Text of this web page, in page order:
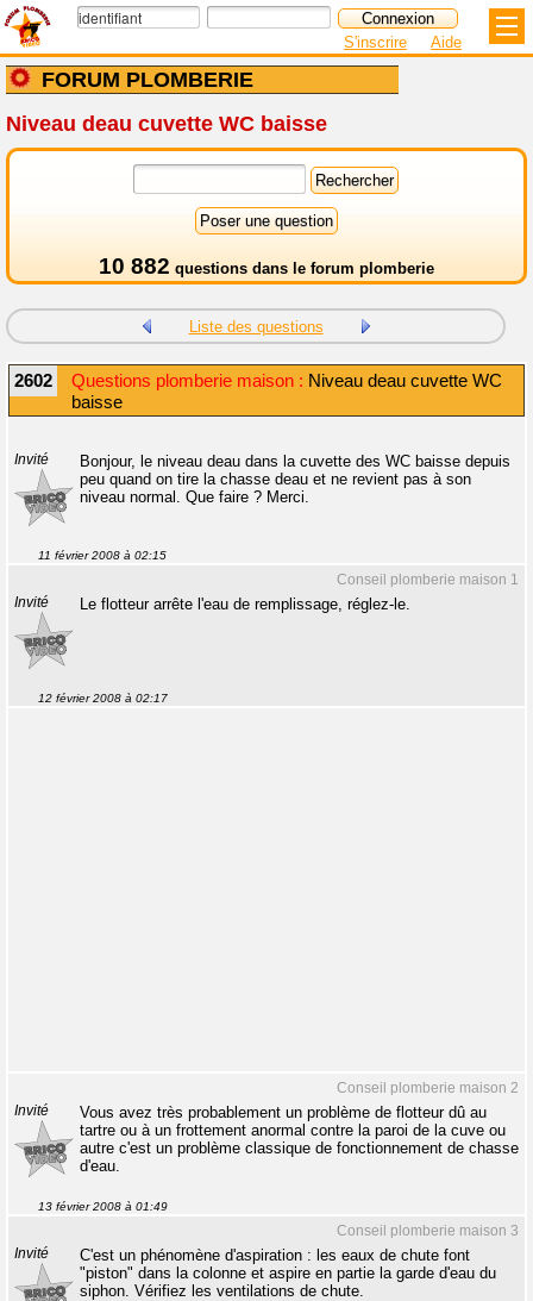
FORUM PLOMBERIE
S'inscrire Aide
Niveau deau cuvette WC baisse
10 882 questions dans le forum plomberie
Liste des questions
2602 Questions plomberie maison : Niveau deau cuvette WC
baisse
Invité
Bonjour, le niveau deau dans la cuvette des WC baisse depuis
peu quand on tire la chasse deau et ne revient pas à son
niveau normal. Que faire ? Merci.
11 février 2008 à 02:15
Conseil plomberie maison 1
Invité Le flotteur arrête l'eau de remplissage, réglez-le.
12 février 2008 à 02:17
Conseil plomberie maison 2
Invité
Vous avez très probablement un problème de flotteur dû au
tartre ou à un frottement anormal contre la paroi de la cuve ou
autre c'est un problème classique de fonctionnement de chasse
d'eau.
13 février 2008 à 01:49
Conseil plomberie maison 3
Invité
C'est un phénomène d'aspiration : les eaux de chute font
"piston" dans la colonne et aspire en partie la garde d'eau du
siphon. Vérifiez les ventilations de chute.